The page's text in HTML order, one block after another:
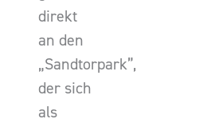
direkt
an den
„Sandtorpark”,
der sich
als